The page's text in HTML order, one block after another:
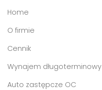
Home
O firmie
Cennik
Wynajem długoterminowy
Auto zastępcze OC